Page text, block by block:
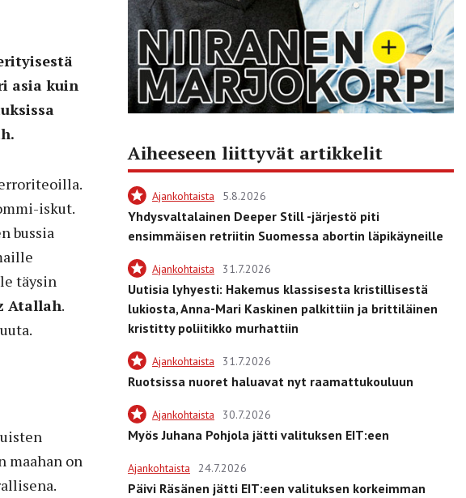
asia kuin
iskut.
bussia
täysin
Atallah.
maahan on
Aiheeseen liittyvät artikkelit
Ajankohtaista 5.8.2026
Yhdysvaltalainen Deeper Still -järjestö piti
ensimmäisen retriitin Suomessa abortin läpikäyneille
Ajankohtaista 31.7.2026
Uutisia lyhyesti: Hakemus klassisesta kristillisestä
lukiosta, Anna-Mari Kaskinen palkittiin ja brittiläinen
kristitty poliitikko murhattiin
Ajankohtaista 31.7.2026
Ruotsissa nuoret haluavat nyt raamattukouluun
Ajankohtaista 30.7.2026
Myös Juhana Pohjola jätti valituksen EIT:een
Ajankohtaista 24.7.2026
Päivi Räsänen jätti EIT:een valituksen korkeimman